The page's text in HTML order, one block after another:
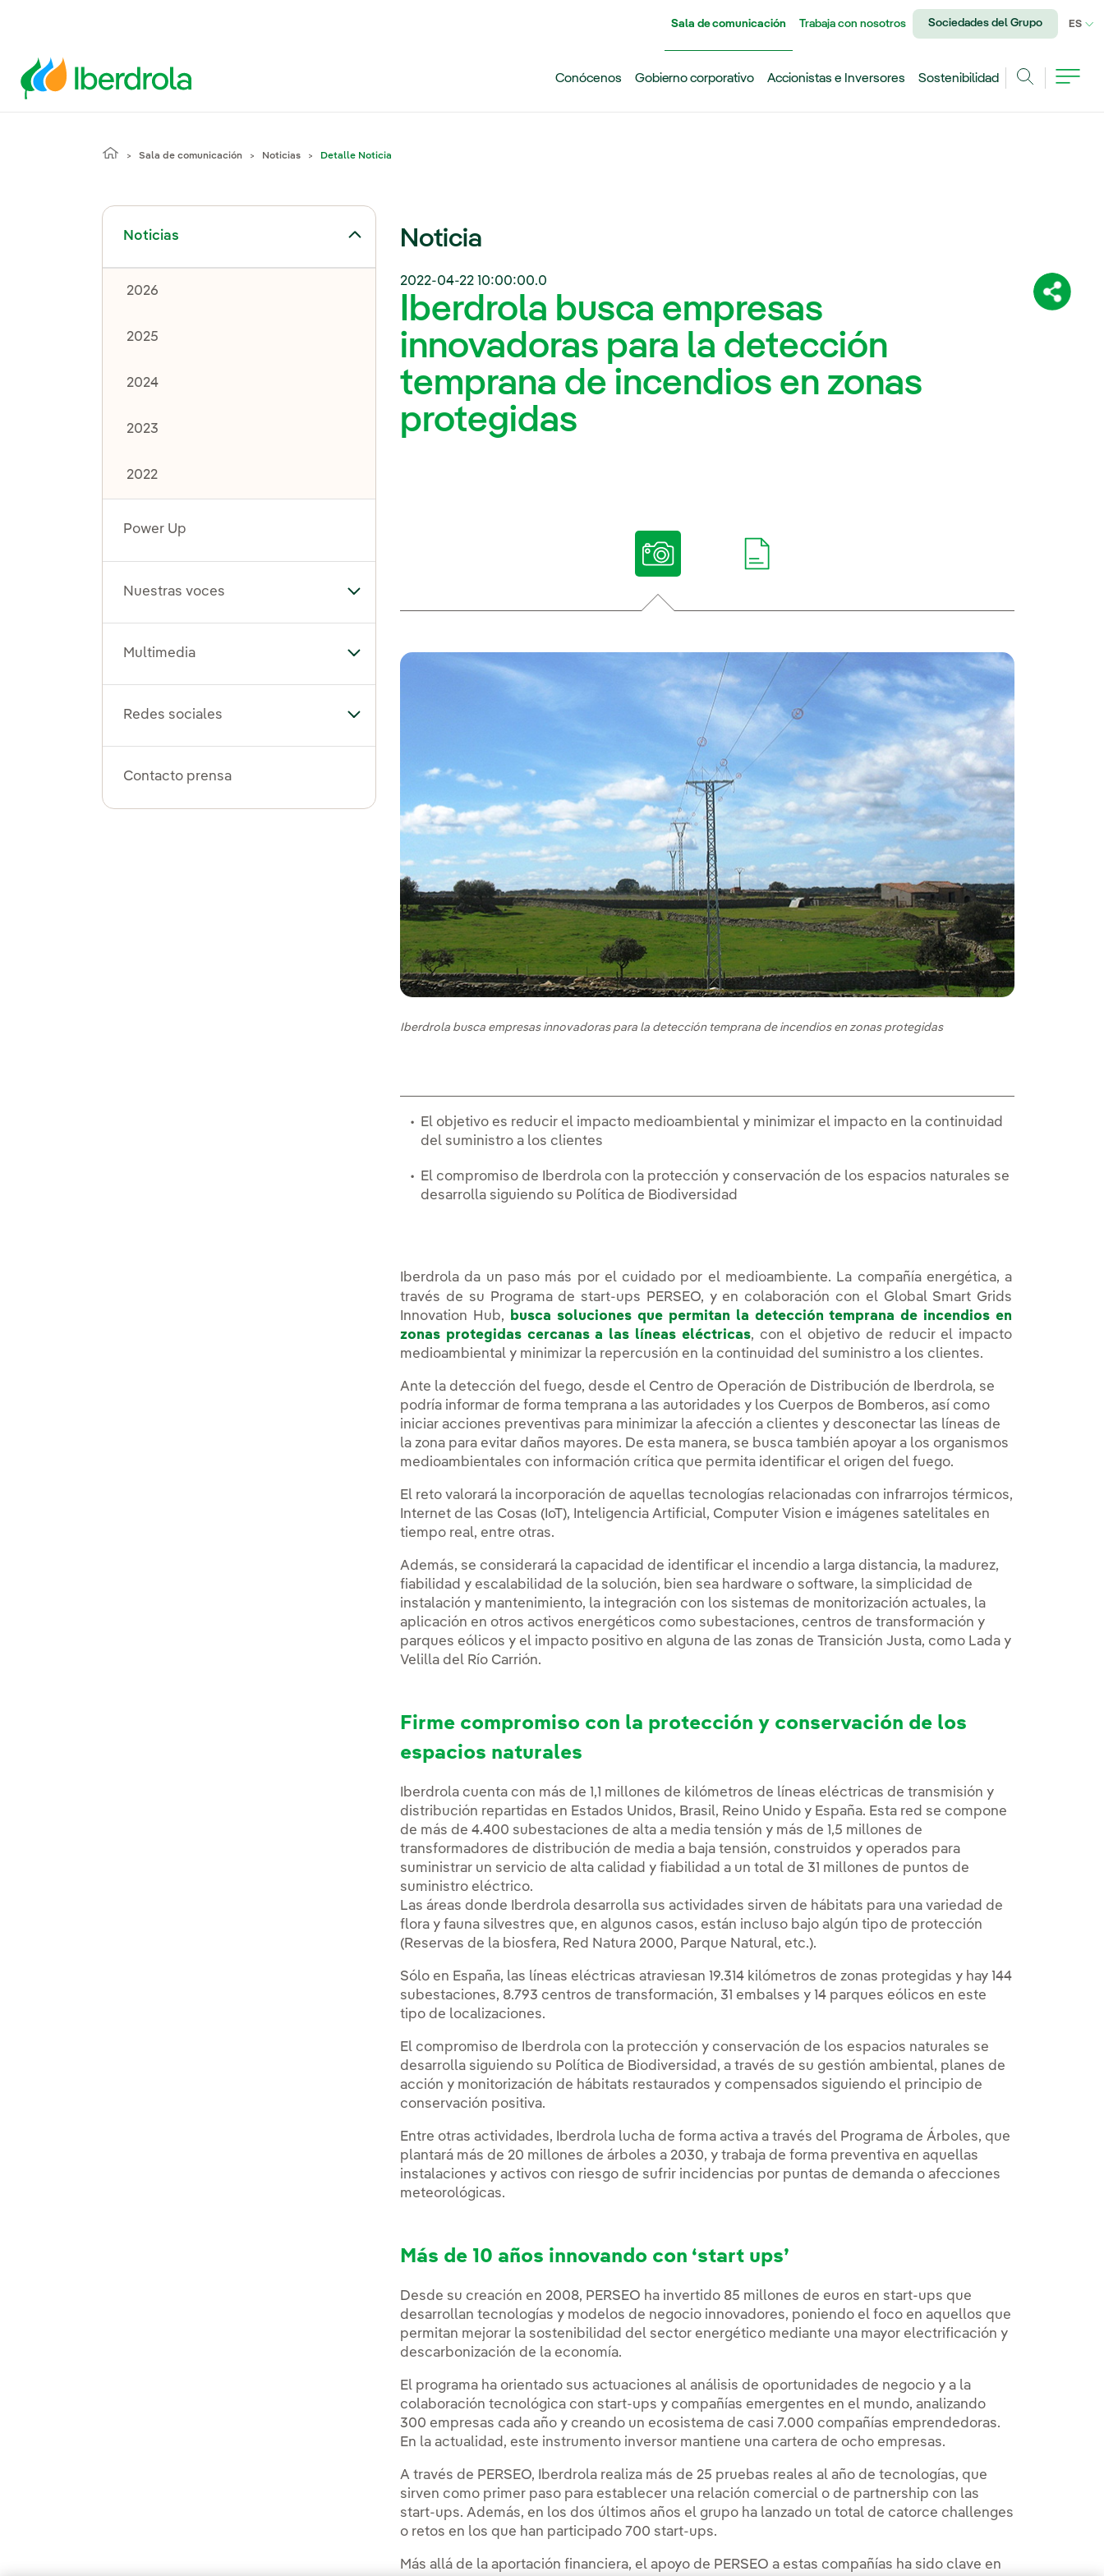
Sala de comunicación Trabaja con nosotros Sociedades del Grupo ES
Conócenos Gobierno corporativo Accionistas e Inversores
Sostenibilidad
Sala de comunicación Noticias Detalle Noticia
Noticias
Alternar el submenú para Noticias
2026
2025
2024
2023
2022
Power Up
Nuestras voces Alternar el submenú para Nuestras voces
Multimedia Alternar el submenú para Multimedia
Redes sociales Alternar el submenú para Redes sociales
Contacto prensa
Noticia
2022-04-22 10:00:00.0
Iberdrola busca empresas
innovadoras para la detección
temprana de incendios en zonas
protegidas
Iberdrola busca empresas innovadoras para la detección temprana de incendios en zonas protegidas
El objetivo es reducir el impacto medioambiental y minimizar el impacto en la continuidad
del suministro a los clientes
El compromiso de Iberdrola con la protección y conservación de los espacios naturales se
desarrolla siguiendo su Política de Biodiversidad
Iberdrola da un paso más por el cuidado por el medioambiente. La compañía energética, a
través de su Programa de start-ups PERSEO, y en colaboración con el Global Smart Grids
Innovation Hub,
busca soluciones que permitan la detección temprana de incendios en
zonas protegidas cercanas a las líneas eléctricas, con el objetivo de reducir el impacto
medioambiental y minimizar la repercusión en la continuidad del suministro a los clientes.
Ante la detección del fuego, desde el Centro de Operación de Distribución de Iberdrola, se
podría informar de forma temprana a las autoridades y los Cuerpos de Bomberos, así como
iniciar acciones preventivas para minimizar la afección a clientes y desconectar las líneas de
la zona para evitar daños mayores. De esta manera, se busca también apoyar a los organismos
medioambientales con información crítica que permita identificar el origen del fuego.
El reto valorará la incorporación de aquellas tecnologías relacionadas con infrarrojos térmicos,
Internet de las Cosas (IoT), Inteligencia Artificial, Computer Vision e imágenes satelitales en
tiempo real, entre otras.
Además, se considerará la capacidad de identificar el incendio a larga distancia, la madurez,
fiabilidad y escalabilidad de la solución, bien sea hardware o software, la simplicidad de
instalación y mantenimiento, la integración con los sistemas de monitorización actuales, la
aplicación en otros activos energéticos como subestaciones, centros de transformación y
parques eólicos y el impacto positivo en alguna de las zonas de Transición Justa, como Lada y
Velilla del Río Carrión.
Firme compromiso con la protección y conservación de los
espacios naturales
Iberdrola cuenta con más de 1,1 millones de kilómetros de líneas eléctricas de transmisión y
distribución repartidas en Estados Unidos, Brasil, Reino Unido y España. Esta red se compone
de más de 4.400 subestaciones de alta a media tensión y más de 1,5 millones de
transformadores de distribución de media a baja tensión, construidos y operados para
suministrar un servicio de alta calidad y fiabilidad a un total de 31 millones de puntos de
suministro eléctrico.
Las áreas donde Iberdrola desarrolla sus actividades sirven de hábitats para una variedad de
flora y fauna silvestres que, en algunos casos, están incluso bajo algún tipo de protección
(Reservas de la biosfera, Red Natura 2000, Parque Natural, etc.).
Sólo en España, las líneas eléctricas atraviesan 19.314 kilómetros de zonas protegidas y hay 144
subestaciones, 8.793 centros de transformación, 31 embalses y 14 parques eólicos en este
tipo de localizaciones.
El compromiso de Iberdrola con la protección y conservación de los espacios naturales se
desarrolla siguiendo su Política de Biodiversidad, a través de su gestión ambiental, planes de
acción y monitorización de hábitats restaurados y compensados siguiendo el principio de
conservación positiva.
Entre otras actividades, Iberdrola lucha de forma activa a través del Programa de Árboles, que
plantará más de 20 millones de árboles a 2030, y trabaja de forma preventiva en aquellas
instalaciones y activos con riesgo de sufrir incidencias por puntas de demanda o afecciones
meteorológicas.
Más de 10 años innovando con ‘start ups’
Desde su creación en 2008, PERSEO ha invertido 85 millones de euros en start-ups que
desarrollan tecnologías y modelos de negocio innovadores, poniendo el foco en aquellos que
permitan mejorar la sostenibilidad del sector energético mediante una mayor electrificación y
descarbonización de la economía.
El programa ha orientado sus actuaciones al análisis de oportunidades de negocio y a la
colaboración tecnológica con start-ups y compañías emergentes en el mundo, analizando
300 empresas cada año y creando un ecosistema de casi 7.000 compañías emprendedoras.
En la actualidad, este instrumento inversor mantiene una cartera de ocho empresas.
A través de PERSEO, Iberdrola realiza más de 25 pruebas reales al año de tecnologías, que
sirven como primer paso para establecer una relación comercial o de partnership con las
start-ups. Además, en los dos últimos años el grupo ha lanzado un total de catorce challenges
o retos en los que han participado 700 start-ups.
Más allá de la aportación financiera, el apoyo de PERSEO a estas compañías ha sido clave en